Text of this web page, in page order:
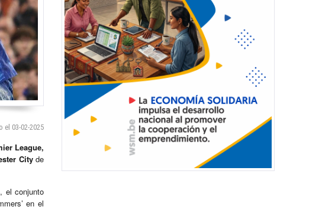
el 03-02-2025
League,
Cityde
el conjunto
en el